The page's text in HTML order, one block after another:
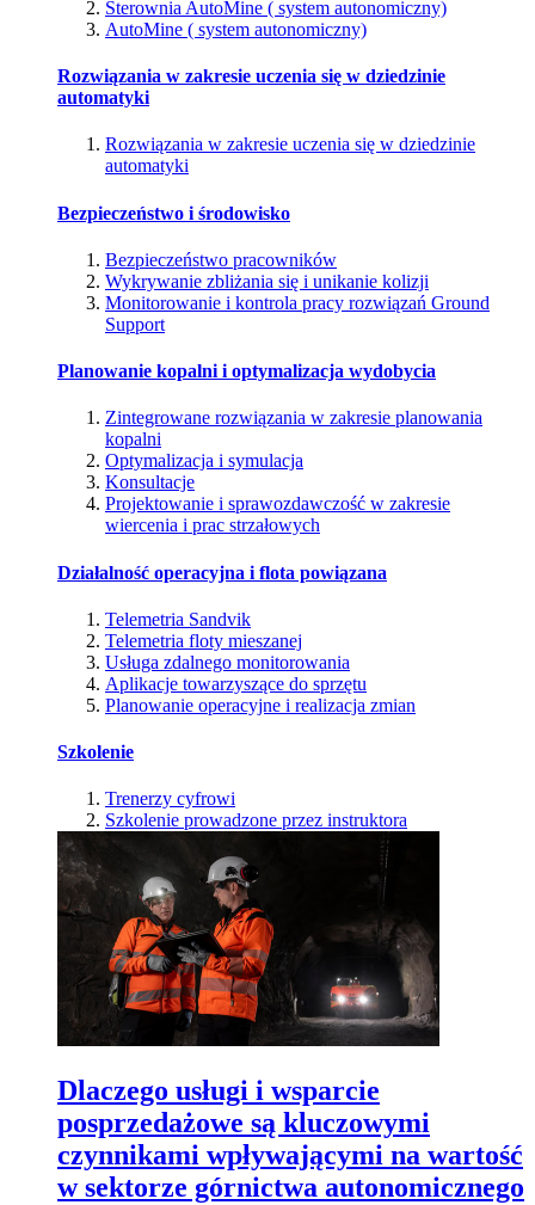
Sterownia AutoMine ( system autonomiczny)
AutoMine ( system autonomiczny)
Rozwiązania w zakresie uczenia się w dziedzinie
automatyki
Rozwiązania w zakresie uczenia się w dziedzinie
automatyki
Bezpieczeństwo i środowisko
Bezpieczeństwo pracowników
Wykrywanie zbliżania się i unikanie kolizji
Monitorowanie i kontrola pracy rozwiązań Ground
Support
Planowanie kopalni i optymalizacja wydobycia
Zintegrowane rozwiązania w zakresie planowania
kopalni
Optymalizacja i symulacja
Konsultacje
Projektowanie i sprawozdawczość w zakresie
wiercenia i prac strzałowych
Działalność operacyjna i flota powiązana
Telemetria Sandvik
Telemetria floty mieszanej
Usługa zdalnego monitorowania
Aplikacje towarzyszące do sprzętu
Planowanie operacyjne i realizacja zmian
Szkolenie
Trenerzy cyfrowi
Szkolenie prowadzone przez instruktora
Dlaczego usługi i wsparcie
posprzedażowe są kluczowymi
czynnikami wpływającymi na wartość
w sektorze górnictwa autonomicznego